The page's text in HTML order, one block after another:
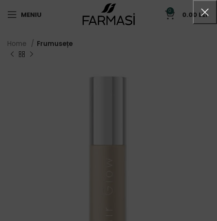
MENIU 0 0.00 LEI
Home Frumusețe